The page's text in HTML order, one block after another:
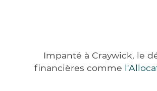
Impanté à Craywick, le
financières comme